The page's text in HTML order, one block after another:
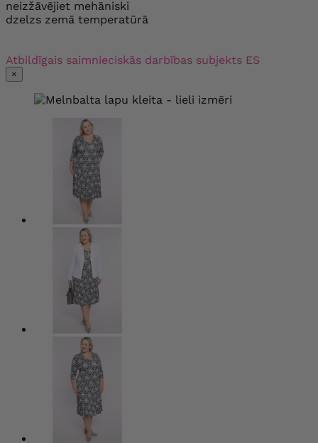
neizžāvējiet mehāniski
dzelzs zemā temperatūrā
Atbildīgais saimnieciskās darbības subjekts ES
×